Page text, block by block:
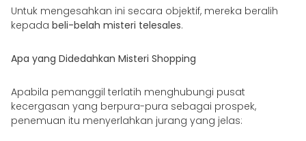
Untuk mengesahkan ini secara objektif, mereka beralih
kepada beli-belah misteri telesales.
Apa yang Didedahkan Misteri Shopping
Apabila pemanggil terlatih menghubungi pusat
kecergasan yang berpura-pura sebagai prospek,
penemuan itu menyerlahkan jurang yang jelas: